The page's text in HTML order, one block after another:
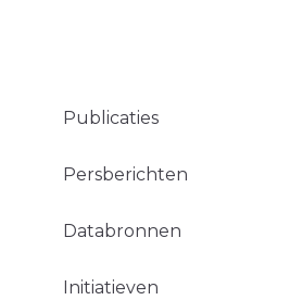
Publicaties
Persberichten
Databronnen
Initiatieven